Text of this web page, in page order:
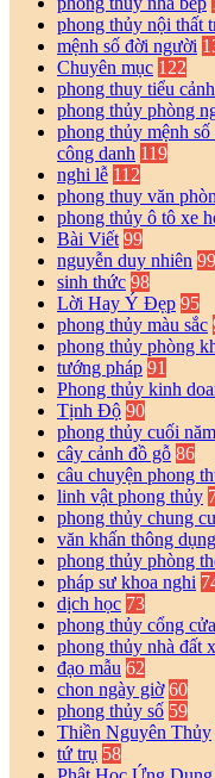
phong thủy nội thất
mệnh số đời người
Chuyên mục 122
phong thuy tiểu
phong thủy phòng
phong thủy mệnh
công danh 119
nghi lễ 112
phong thuy văn
phong thủy ô tô xe
Bài Viết 99
nguyễn duy nhiên 99
sinh thức 98
Lời Hay Ý Đẹp 95
phong thủy màu sắc
phong thủy phòng
tướng pháp 91
Phong thủy kinh
Tịnh Độ 90
phong thủy cuối
cây cảnh đồ gỗ 86
câu chuyện phong
linh vật phong thủy
phong thủy chung
văn khấn thông dụng
phong thủy phòng
pháp sư khoa nghi
dịch học 73
phong thủy cổng
phong thủy nhà đất
đạo mẫu 62
chon ngày giờ 60
phong thủy số 59
Thiền Nguyên Thủy
tứ trụ 58